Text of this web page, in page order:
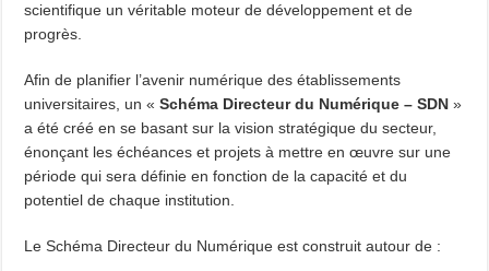
scientifique un véritable moteur de développement et de
progrès.
Afin de planifier l’avenir numérique des établissements
universitaires, un «Schéma Directeur du Numérique – SDN»
a été créé en se basant sur la vision stratégique du secteur,
énonçant les échéances et projets à mettre en œuvre sur une
période qui sera définie en fonction de la capacité et du
potentiel de chaque institution.
Le Schéma Directeur du Numérique est construit autour de :